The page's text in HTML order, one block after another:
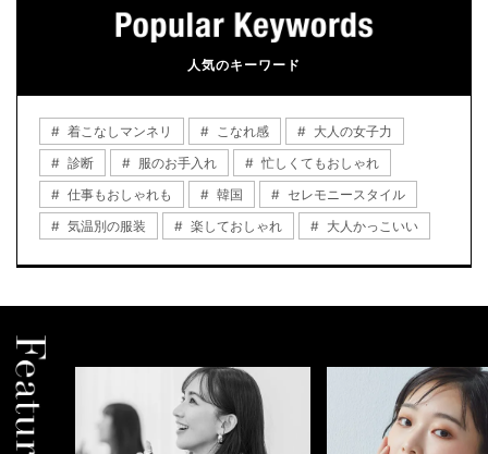
人気のキーワード
着こなしマンネリ こなれ感
大人の女子力
診断
服のお手入れ
忙しくてもおしゃれ
仕事もおしゃれも
韓国
セレモニースタイル
気温別の服装
楽しておしゃれ 大人かっこいい